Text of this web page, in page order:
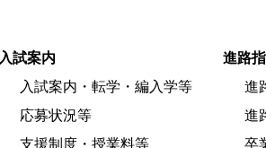
入試案内
入試案内・転学・編入学等
応募状況等
支援制度・授業料等
進路
進
進
卒